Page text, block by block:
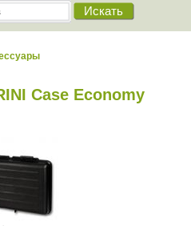
Искать
Case Economy